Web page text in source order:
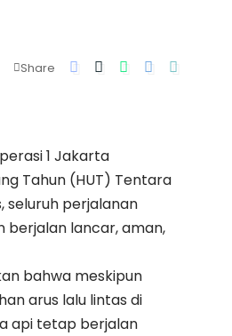
Share
1 Jakarta
Tahun (HUT) Tentara
seluruh perjalanan
berjalan lancar, aman,
bahwa meskipun
arus lalu lintas di
api tetap berjalan